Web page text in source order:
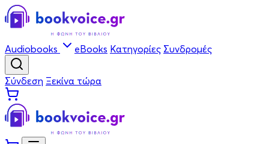
Audiobooks eBooks Κατηγορίες Συνδρομές
Σύνδεση Ξεκίνα τώρα